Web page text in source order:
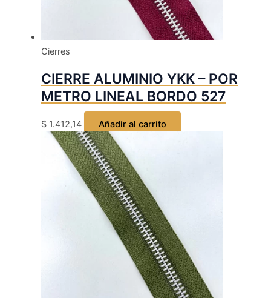
Cierres
CIERRE ALUMINIO YKK – POR
METRO LINEAL BORDO 527
$ 1.412,14 Añadir al carrito